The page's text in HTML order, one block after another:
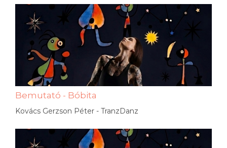
Bemutató - Bóbita
Kovács Gerzson Péter - TranzDanz